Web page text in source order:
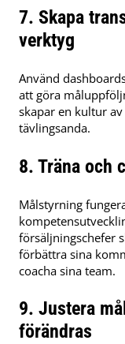
7. Skapa
verktyg
Använd
att göra
skapar en kultur
tävlingsanda.
8. Träna och
Målstyrning
försäljningschefer
förbättra sina
coacha sina team.
9. Justera
förändras